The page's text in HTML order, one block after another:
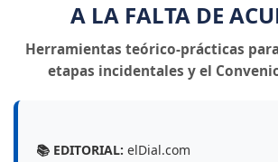
A LA FALTA DE
Herramientas teórico-prácticas
etapas incidentales y el
📚 EDITORIAL: elDial.com